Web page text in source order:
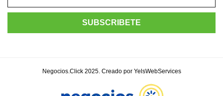
Negocios.Click 2025. Creado por YelsWebServices